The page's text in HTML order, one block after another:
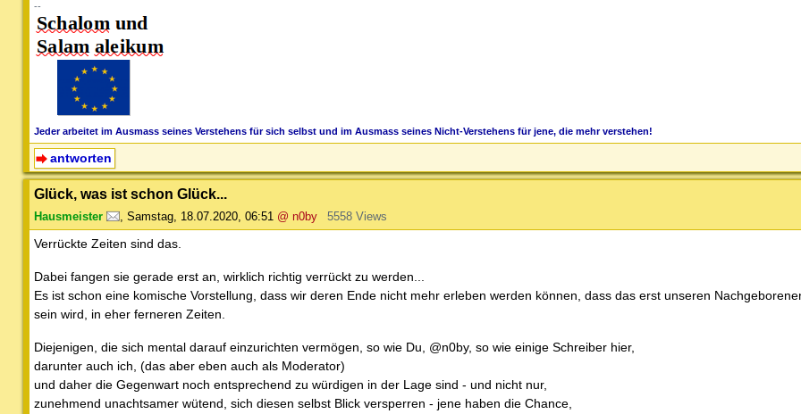
--
Jeder arbeitet im Ausmass seines Verstehens für sich selbst und im Ausmass seines Nicht-Verstehens für jene, die mehr verstehen!
antworten
Glück, was ist schon Glück...
Hausmeister , Samstag, 18.07.2020, 06:51 @ n0by 5558 Views
Verrückte Zeiten sind das.
Dabei fangen sie gerade erst an, wirklich richtig verrückt zu werden...
Es ist schon eine komische Vorstellung, dass wir deren Ende nicht mehr erleben werden können, dass das erst unseren
sein wird, in eher ferneren Zeiten.
Diejenigen, die sich mental darauf einzurichten vermögen, so wie Du, @n0by, so wie einige Schreiber hier,
darunter auch ich, (das aber eben auch als Moderator)
und daher die Gegenwart noch entsprechend zu würdigen in der Lage sind - und nicht nur,
zunehmend unachtsamer wütend, sich diesen selbst Blick versperren - jene haben die Chance,